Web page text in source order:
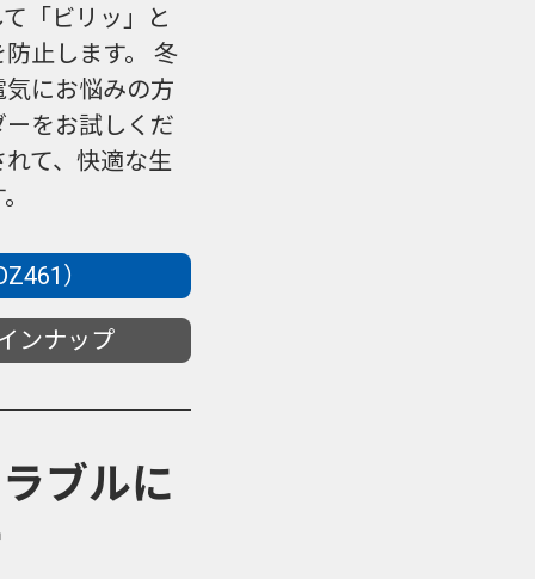
「ビリッ」と
止します。 冬
にお悩みの方
をお試しくだ
て、快適な生
）
ンナップ
ブルに